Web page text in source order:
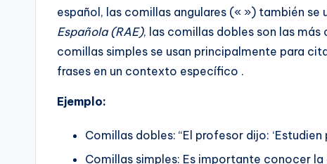
español, las comillas angulares (« ») también se
Española (RAE), las comillas dobles son las
comillas simples se usan principalmente para
frases en un contexto específico .
Ejemplo:
Comillas dobles: “El profesor dijo: ‘Estudien
Comillas simples: Es importante conocer la